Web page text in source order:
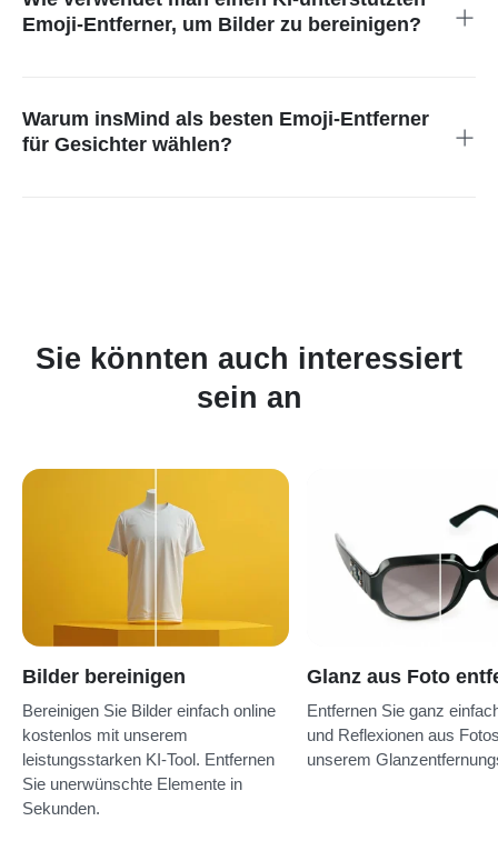
Emoji-Entferner, um Bilder zu bereinigen?
Warum insMind als besten Emoji-Entferner
für Gesichter wählen?
Sie könnten auch interessiert
sein an
Bilder bereinigen
Bereinigen Sie Bilder einfach online
kostenlos mit unserem
leistungsstarken KI-Tool. Entfernen
Sie unerwünschte Elemente in
Sekunden.
Glanz aus Foto
Entfernen Sie ganz
und Reflexionen aus
unserem